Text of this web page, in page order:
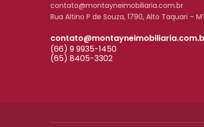
contato@montayneimobiliaria.com.br
Rua Altino P de Souza, 1790, Alto Taquari –
(66) 9 9935-1450
(65) 8405-3302